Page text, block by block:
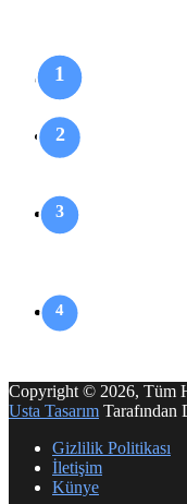
Copyright © 2026, Tüm
Usta Tasarım Tarafından
Gizlilik Politikası
İletişim
Künye